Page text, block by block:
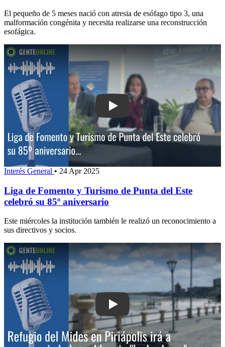
El pequeño de 5 meses nació con atresia de esófago tipo 3, una
malformación congénita y necesita realizarse una reconstrucción
esofágica.
Play: Liga de Fomento y Turismo de
Interés General • 24 Apr 2025
Liga de Fomento y Turismo de Punta del Este
celebró su 85º aniversario
Este miércoles la institución también le realizó un reconocimiento a
sus directivos y socios.
Play: Refugio del Mides en Piriápolis